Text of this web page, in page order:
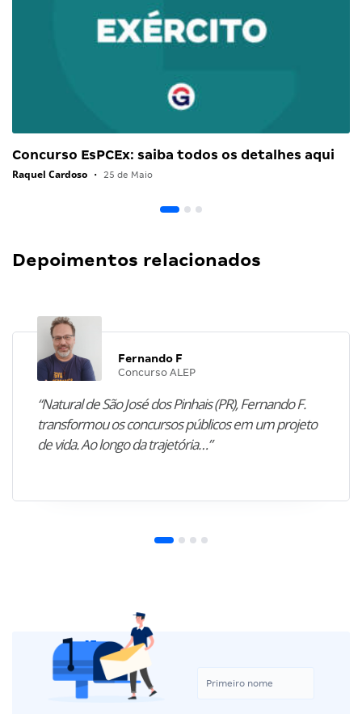
Concurso EsPCEx: saiba todos os detalhes aqui
Raquel Cardoso • 25 de Maio
Depoimentos relacionados
Fernando F
Concurso ALEP
“Natural de São José dos Pinhais (PR), Fernando F.
transformou os concursos públicos em um projeto
de vida. Ao longo da trajetória…”